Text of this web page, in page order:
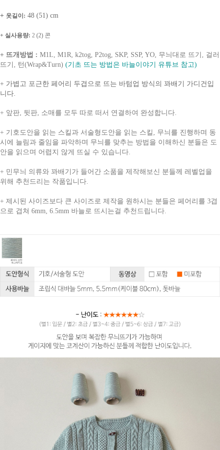
+ 옷길이: 48 (51) cm
+ 실사용량: 2 (2) 콘
+ 뜨개방법 : M1L, M1R, k2tog, P2tog, SKP, SSP, YO, 무늬대로 뜨기, 걸러
뜨기, 턴(Wrap&Turn) (기초 뜨는 방법은 바늘이야기 유튜브 참고)
+ 가볍고 포근한 페어리 두겹으로 뜨는 바텀업 방식의 꽈배기 가디건입
니다.
+ 앞판, 뒷판, 소매를 모두 따로 떠서 연결하여 완성합니다.
+ 기호도안을 읽는 스킬과 서술형도안을 읽는 스킬, 무늬를 진행하며 동
시에 늘림과 줄임을 파악하며 무늬를 맞추는 방법을 이해하신 분들은 도
안을 읽으며 어렵지 않게 뜨실 수 있습니다.
+ 민무늬 의류와 꽈배기가 들어간 소품을 제작해보신 분들께 레벨업을
위해 추천드리는 작품입니다.
+ 제시된 사이즈보다 큰 사이즈로 제작을 원하시는 분들은 페어리를 3겹
으로 겹쳐 6mm, 6.5mm 바늘로 뜨시는걸 추천드립니다.